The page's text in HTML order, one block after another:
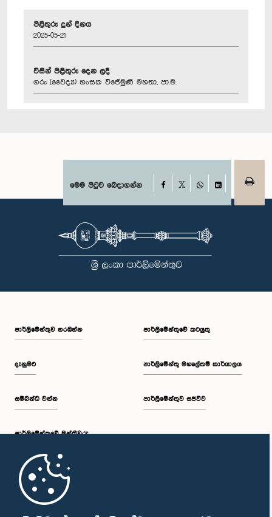
පිළිතුරු දුන් දිනය
2025-05-21
විසින් පිළිතුරු දෙන ලදී
ගරු (වෛද්‍ය) හංසක විජේමුණි මහතා, පා.ම.
මෙම පිටුව බෙදාගන්න Facebook
WhatsAppLinkedIn
පාර්ලි‌මේන්තුව නරඹන්න
දැනුමට
සම්බන්ධ වන්න
පාර්ලි‌මේන්තුවේ මන්ත්‍රීවරු
මුල් පිටුව
පාර්ලිමේන්තුවේ කටයුතු
පාර්ලිමේන්තු මහලේකම් කාර්යාලය
පාර්ලිමේන්තුව සජීවීව